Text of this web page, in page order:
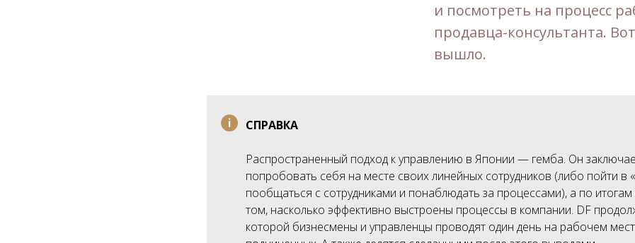
и посмотреть на процесс
продавца-консультанта.
вышло.
CПРАВКА
Распространенный подход к управлению в Японии — гемба. Он
попробовать себя на месте своих линейных сотрудников (либо пойти в
пообщаться с сотрудниками и понаблюдать за процессами), а по
том, насколько эффективно выстроены процессы в компании. DF
которой бизнесмены и управленцы проводят один день на рабочем